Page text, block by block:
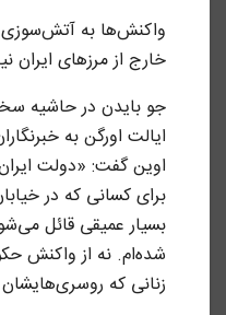
واکنش‌ها به آتش‌سوزی
خارج از مرزهای ایران
جو بایدن در حاشیه
ایالت اورگن به
اوین گفت: «دولت
برای کسانی که در
بسیار عمیقی قائل
شده‌ام. نه از واکنش
زنانی که